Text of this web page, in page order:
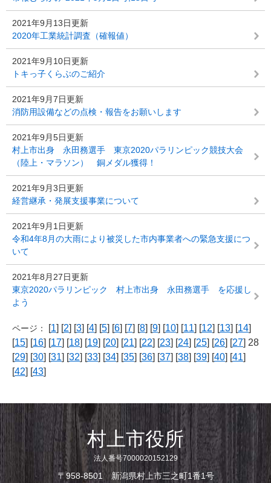
2021年9月13日更新
2020年工業統計調査（確報値）
2021年9月10日更新
トキっ子くらぶのご紹介
2021年9月7日更新
消防用設備などの点検・報告をお願いします
2021年9月5日更新
村上市出身 永田務選手 東京2020パラリンピック競技大会
（陸上・マラソン） 銅メダル獲得！
2021年9月3日更新
経営継承・発展支援事業について
2021年9月1日更新
令和4年8月の大雨により被災した市内事業者への緊急支援につ
いて
2021年8月27日更新
東京2020パラリンピック 村上市出身 永田務選手 を応援し
よう
ページ： [1] [2] [3] [4] [5] [6] [7] [8] [9] [10] [11] [12] [13] [14]
[15] [16] [17] [18] [19] [20] [21] [22] [23] [24] [25] [26] [27] 28
[29] [30] [31] [32] [33] [34] [35] [36] [37] [38] [39] [40] [41]
[42] [43]
村上市役所
法人番号7000020152129
〒958-8501 新潟県村上市三之町1番1号